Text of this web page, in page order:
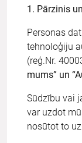
1. Pārzinis
Personas
tehnoloģiju
(reģ.Nr.
mums” un
Sūdzību vai
var uzdot
nosūtot to